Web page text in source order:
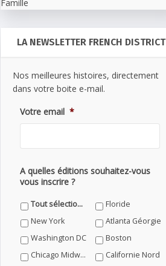
Famille
LA NEWSLETTER FRENCH DISTRICT
Nos meilleures histoires, directement
dans votre boite e-mail.
Votre email *
A quelles éditions souhaitez-vous
vous inscrire ?
Tout sélectionner
Floride
New York
Atlanta Géorgie
Washington DC
Boston
Chicago Midwest
Californie Nord